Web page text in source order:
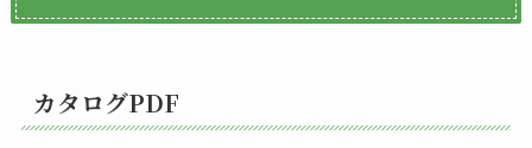
カタログPDF